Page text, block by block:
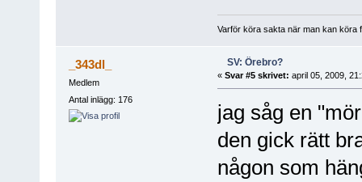
Varför köra sakta när man kan köra
_343dl_
Medlem
Antal inlägg: 176
SV: Örebro?
« Svar #5 skrivet: april 05, 2009,
jag såg en
den gick rätt
någon som